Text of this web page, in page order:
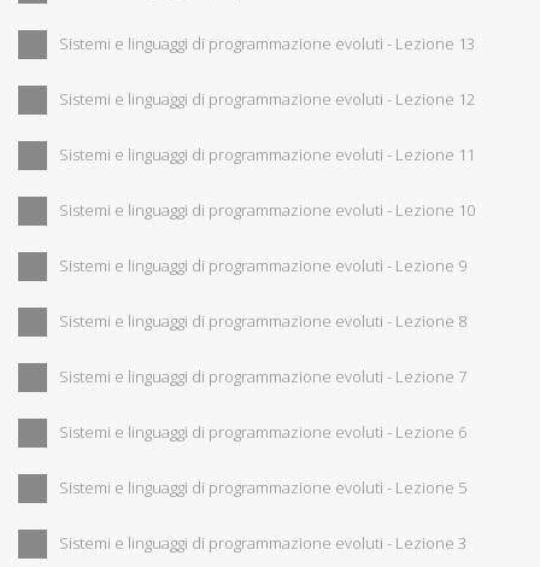
Sistemi e linguaggi di programmazione evoluti - Lezione 13
Sistemi e linguaggi di programmazione evoluti - Lezione 12
Sistemi e linguaggi di programmazione evoluti - Lezione 11
Sistemi e linguaggi di programmazione evoluti - Lezione 10
Sistemi e linguaggi di programmazione evoluti - Lezione 9
Sistemi e linguaggi di programmazione evoluti - Lezione 8
Sistemi e linguaggi di programmazione evoluti - Lezione 7
Sistemi e linguaggi di programmazione evoluti - Lezione 6
Sistemi e linguaggi di programmazione evoluti - Lezione 5
Sistemi e linguaggi di programmazione evoluti - Lezione 3